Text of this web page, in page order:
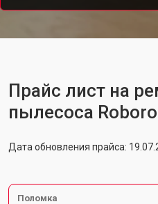
Прайс лист на
пылесоса
Дата обновления прайса:
Поломка